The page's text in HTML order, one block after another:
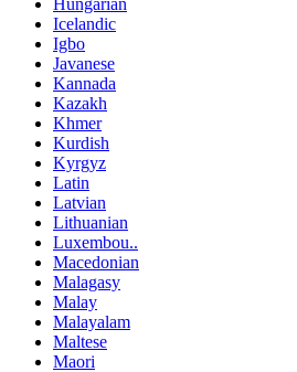
Hungarian
Icelandic
Igbo
Javanese
Kannada
Kazakh
Khmer
Kurdish
Kyrgyz
Latin
Latvian
Lithuanian
Luxembou..
Macedonian
Malagasy
Malay
Malayalam
Maltese
Maori